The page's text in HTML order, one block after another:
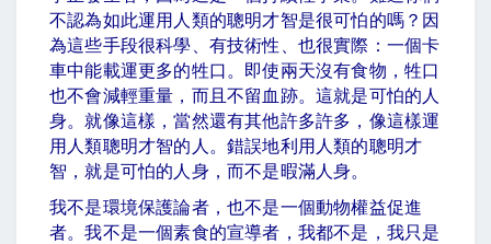
不認為如此運用人類的聰明才智是很可怕的嗎？因
為這些手段很科學、有技術性、也很實際：一個卡
車中能載運更多的牲口。即使兩天沒有食物，牲口
也不會減輕重量，而且不留血跡。這就是可怕的人
身。就像這樣，當然還有其他許多許多，像這樣運
用人類聰明才智的人。錯誤地利用人類的聰明才
智，就是可怕的人身，而不是暇滿人身。
我不是環境保護論者，也不是一個動物權益促進
者。我不是一個素食的宣導者，我都不是，我只是